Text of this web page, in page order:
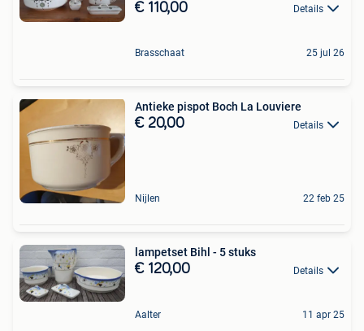
€ 110,00 Details
Brasschaat 25 jul 26
Antieke pispot Boch La Louviere
€ 20,00 Details
Nijlen 22 feb 25
lampetset Bihl - 5 stuks
€ 120,00 Details
Aalter 11 apr 25